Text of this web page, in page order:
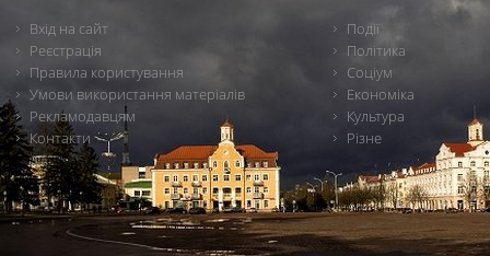
Вхід на сайт
Реєстрація
Правила користування
Умови використання матеріалів
Рекламодавцям
Контакти
Події
Політика
Соціум
Економіка
Культура
Різне